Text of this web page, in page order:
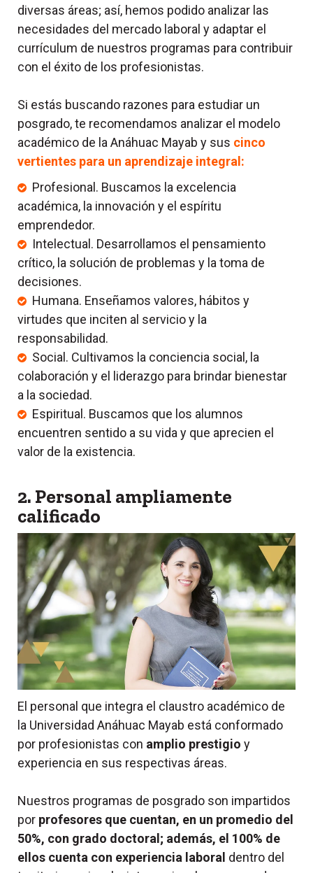
diversas áreas; así, hemos podido analizar las
necesidades del mercado laboral y adaptar el
currículum de nuestros programas para contribuir
con el éxito de los profesionistas.
Si estás buscando razones para estudiar un
posgrado, te recomendamos analizar el modelo
académico de la Anáhuac Mayab y sus cinco
vertientes para un aprendizaje integral:
Profesional. Buscamos la excelencia
académica, la innovación y el espíritu
emprendedor.
Intelectual. Desarrollamos el pensamiento
crítico, la solución de problemas y la toma de
decisiones.
Humana. Enseñamos valores, hábitos y
virtudes que inciten al servicio y la
responsabilidad.
Social. Cultivamos la conciencia social, la
colaboración y el liderazgo para brindar bienestar
a la sociedad.
Espiritual. Buscamos que los alumnos
encuentren sentido a su vida y que aprecien el
valor de la existencia.
2. Personal ampliamente
calificado
El personal que integra el claustro académico de
la Universidad Anáhuac Mayab está conformado
por profesionistas con amplio prestigio y
experiencia en sus respectivas áreas.
Nuestros programas de posgrado son impartidos
por profesores que cuentan, en un promedio del
50%, con grado doctoral; además, el 100% de
ellos cuenta con experiencia laboral dentro del